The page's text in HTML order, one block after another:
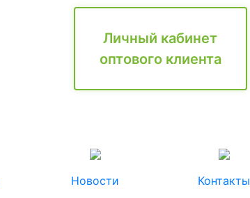
Личный кабинет
оптового клиента
Новости Контакты